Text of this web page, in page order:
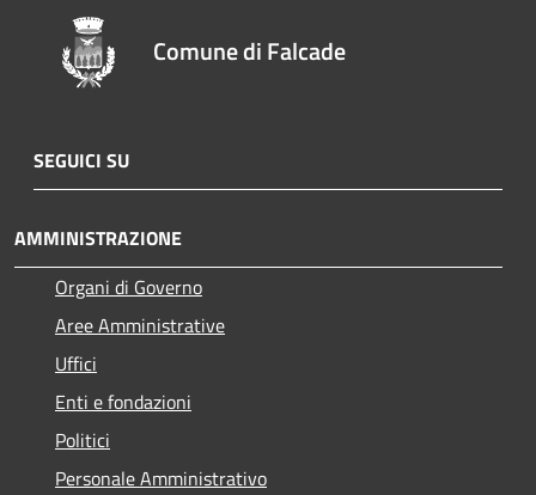
Comune di Falcade
SEGUICI SU
AMMINISTRAZIONE
Organi di Governo
Aree Amministrative
Uffici
Enti e fondazioni
Politici
Personale Amministrativo